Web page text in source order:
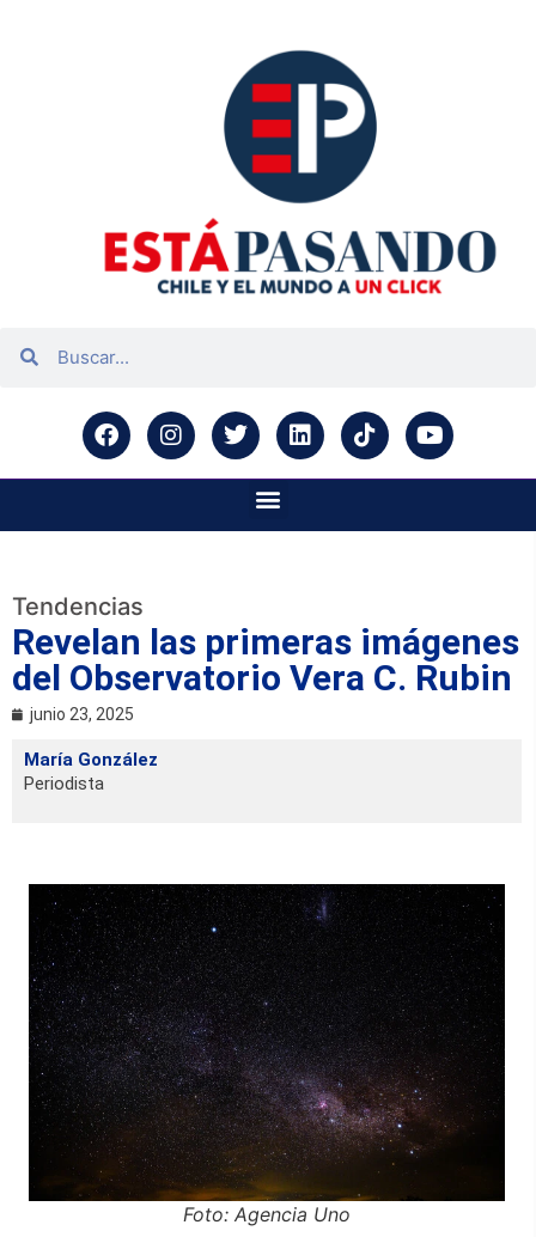
Tendencias
Revelan las primeras imágenes
del Observatorio Vera C. Rubin
junio 23, 2025
María González
Periodista
Foto: Agencia Uno